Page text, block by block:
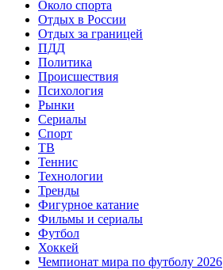
Около спорта
Отдых в России
Отдых за границей
ПДД
Политика
Происшествия
Психология
Рынки
Сериалы
Спорт
ТВ
Теннис
Технологии
Тренды
Фигурное катание
Фильмы и сериалы
Футбол
Хоккей
Чемпионат мира по футболу 2026